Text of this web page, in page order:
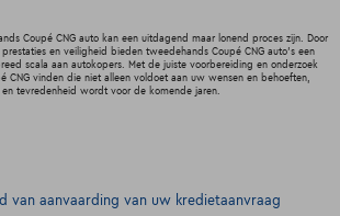
Coupé CNG auto kan een uitdagend maar lonend proces zijn. Door
en veiligheid bieden tweedehands Coupé CNG auto's een
scala aan autokopers. Met de juiste voorbereiding en onderzoek
CNG vinden die niet alleen voldoet aan uw wensen en behoeften,
tevredenheid wordt voor de komende jaren.
van aanvaarding van uw kredietaanvraag